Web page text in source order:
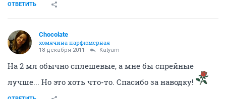
ОТВЕТИТЬ
Chocolate
хомячина парфюмерная
18 декабря 2011 Katyam
На 2 мл обычно сплешевые, а мне бы спрейные
лучше... Но это хоть что-то. Спасибо за наводку!